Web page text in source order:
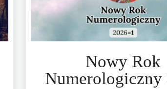
Nowy Rok
Numerologiczny